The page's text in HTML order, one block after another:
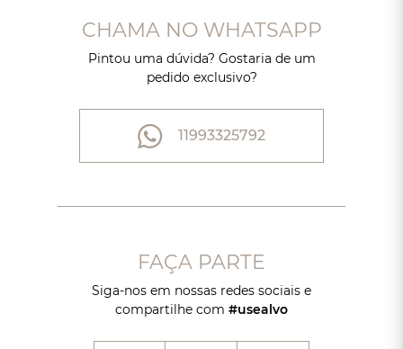
CHAMA NO WHATSAPP
Pintou uma dúvida? Gostaria de um
pedido exclusivo?
11993325792
FAÇA PARTE
Siga-nos em nossas redes sociais e
compartilhe com #usealvo